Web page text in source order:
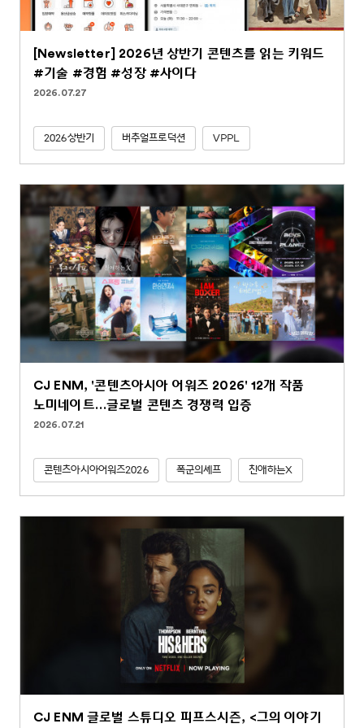
[Newsletter] 2026년 상반기 콘텐츠를 읽는 키워드
#기술 #경험 #성장 #사이다
2026.07.27
2026상반기 버추얼프로덕션 VPPL
CJ ENM, '콘텐츠아시아 어워즈 2026' 12개 작품
노미네이트…글로벌 콘텐츠 경쟁력 입증
2026.07.21
콘텐츠아시아어워즈2026 폭군의셰프 친애하는X
CJ ENM 글로벌 스튜디오 피프스시즌, <그의 이야기